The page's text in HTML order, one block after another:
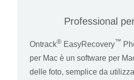
Professional
Ontrack® EasyRecovery™
per Mac è un software per
delle foto, semplice da